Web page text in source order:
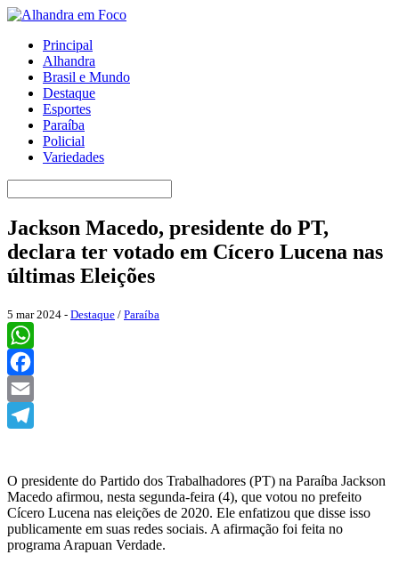
Principal
Alhandra
Brasil e Mundo
Destaque
Esportes
Paraíba
Policial
Variedades
Jackson Macedo, presidente do PT,
declara ter votado em Cícero Lucena nas
últimas Eleições
5 mar 2024 - Destaque / Paraíba
WhatsApp
Facebook
Email
O presidente do Partido dos Trabalhadores (PT) na Paraíba Jackson
Macedo afirmou, nesta segunda-feira (4), que votou no prefeito
Cícero Lucena nas eleições de 2020. Ele enfatizou que disse isso
publicamente em suas redes sociais. A afirmação foi feita no
programa Arapuan Verdade.